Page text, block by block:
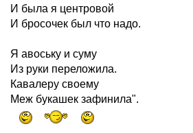
И была я центровой
И бросочек был что надо.
Я авоську и суму
Из руки переложила.
Кавалеру своему
Меж букашек зафинила".